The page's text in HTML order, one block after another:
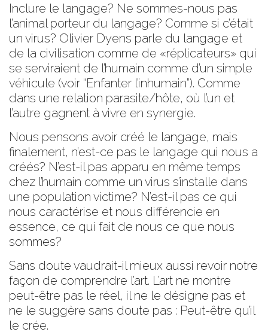
Inclure le langage? Ne sommes-nous pas
l’animal porteur du langage? Comme si c’était
un virus? Olivier Dyens parle du langage et
de la civilisation comme de «réplicateurs» qui
se serviraient de l’humain comme d’un simple
véhicule (voir “Enfanter l’inhumain”). Comme
dans une relation parasite/hôte, où l’un et
l’autre gagnent à vivre en synergie.
Nous pensons avoir créé le langage, mais
finalement, n’est-ce pas le langage qui nous a
créés? N’est-il pas apparu en même temps
chez l’humain comme un virus s’installe dans
une population victime? N’est-il pas ce qui
nous caractérise et nous différencie en
essence, ce qui fait de nous ce que nous
sommes?
Sans doute vaudrait-il mieux aussi revoir notre
façon de comprendre l’art. L’art ne montre
peut-être pas le réel, il ne le désigne pas et
ne le suggère sans doute pas : Peut-être qu’il
le crée.